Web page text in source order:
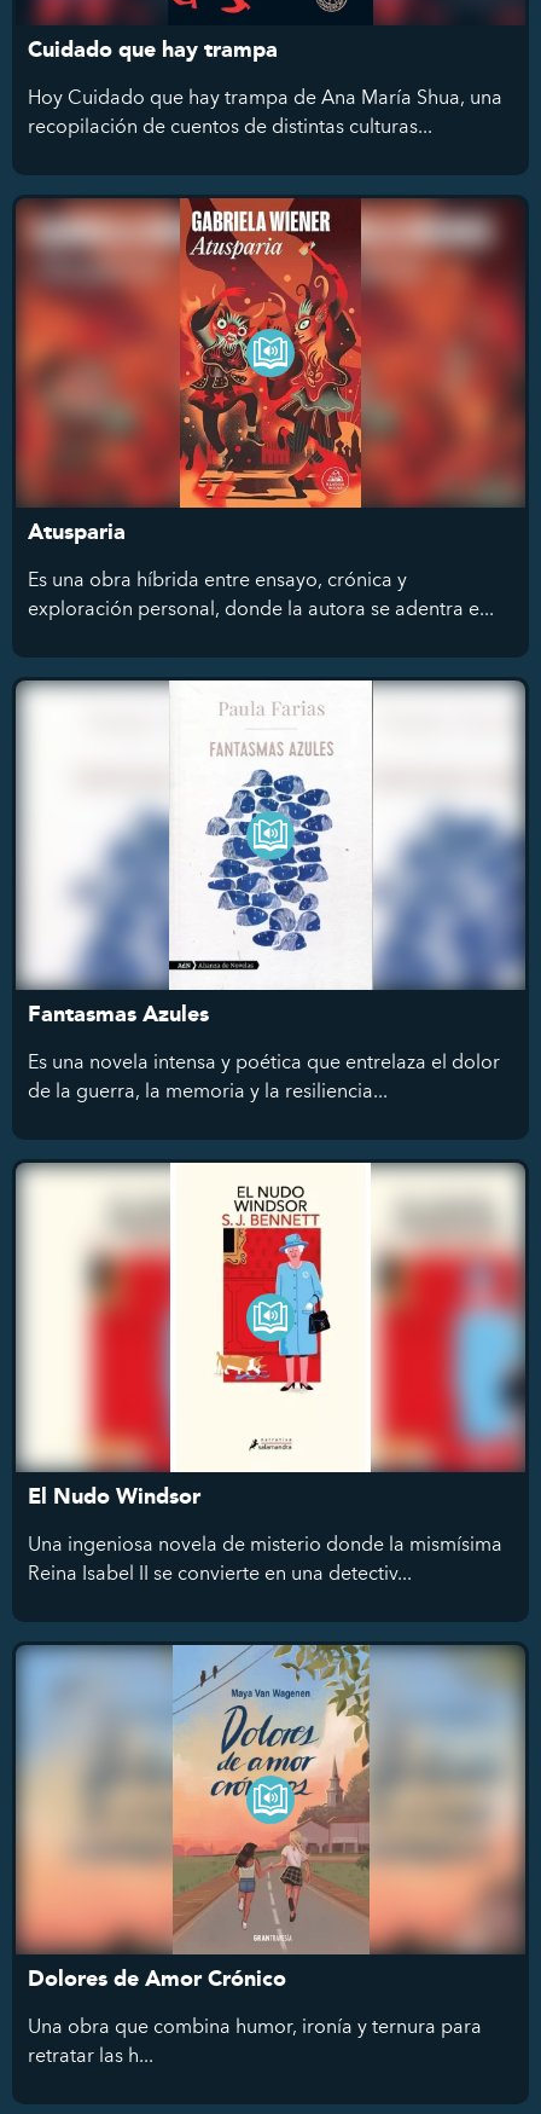
Cuidado que hay trampa
Hoy Cuidado que hay trampa de Ana María Shua, una
recopilación de cuentos de distintas culturas...
Atusparia
Es una obra híbrida entre ensayo, crónica y
exploración personal, donde la autora se adentra e...
Fantasmas Azules
Es una novela intensa y poética que entrelaza el dolor
de la guerra, la memoria y la resiliencia...
El Nudo Windsor
Una ingeniosa novela de misterio donde la mismísima
Reina Isabel II se convierte en una detectiv...
Dolores de Amor Crónico
Una obra que combina humor, ironía y ternura para
retratar las h...